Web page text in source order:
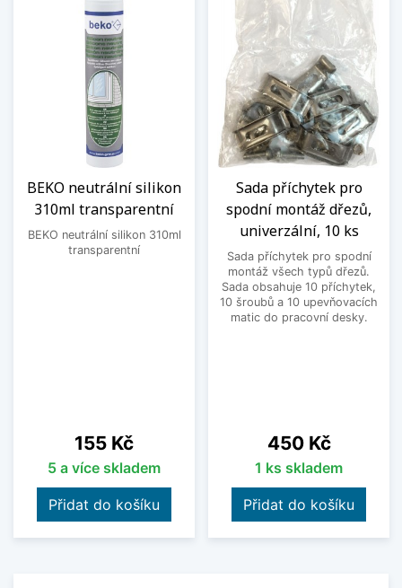
BEKO neutrální silikon
310ml transparentní
BEKO neutrální silikon 310ml
transparentní
Cena
155 Kč
5 a více skladem
Přidat do košíku
Sada příchytek pro
spodní montáž dřezů,
univerzální, 10 ks
Sada příchytek pro spodní
montáž všech typů dřezů.
Sada obsahuje 10 příchytek,
10 šroubů a 10 upevňovacích
matic do pracovní desky.
Cena
450 Kč
1 ks skladem
Přidat do košíku